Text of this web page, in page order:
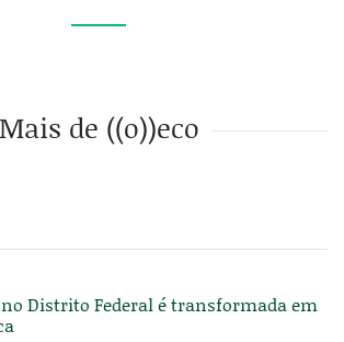
Mais de ((o))eco
no Distrito Federal é transformada em